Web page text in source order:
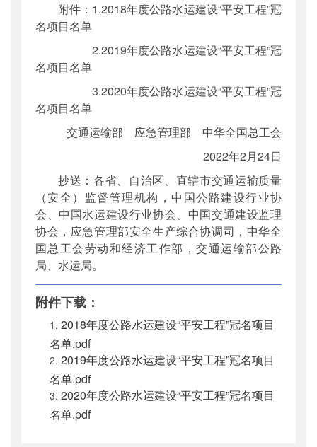
附件：1.2018年度公路水运建设“平安工程”冠
名项目名单
2.2019年度公路水运建设“平安工程”冠
名项目名单
3.2020年度公路水运建设“平安工程”冠
名项目名单
交通运输部 应急管理部 中华全国总工会
2022年2月24日
抄送：各省、自治区、直辖市交通运输质量
（安全）监督管理机构，中国公路建设行业协
会、中国水运建设行业协会、中国交通建设监理
协会，应急管理部安全生产综合协调司，中华全
国总工会劳动和经济工作部，交通运输部公路
局、水运局。
附件下载：
2018年度公路水运建设“平安工程”冠名项目
名单.pdf
2019年度公路水运建设“平安工程”冠名项目
名单.pdf
2020年度公路水运建设“平安工程”冠名项目
名单.pdf